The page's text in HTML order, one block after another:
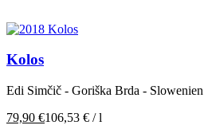
Kolos
Edi Simčič - Goriška Brda - Slowenien
79,90 €106,53 € /l